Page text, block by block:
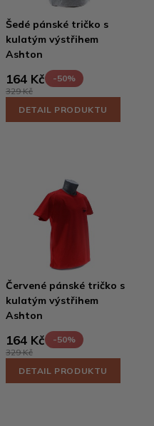
Šedé pánské tričko s
kulatým výstřihem
Ashton
164 Kč
-50%
329 Kč
DETAIL PRODUKTU
Červené pánské tričko s
kulatým výstřihem
Ashton
164 Kč
-50%
329 Kč
DETAIL PRODUKTU